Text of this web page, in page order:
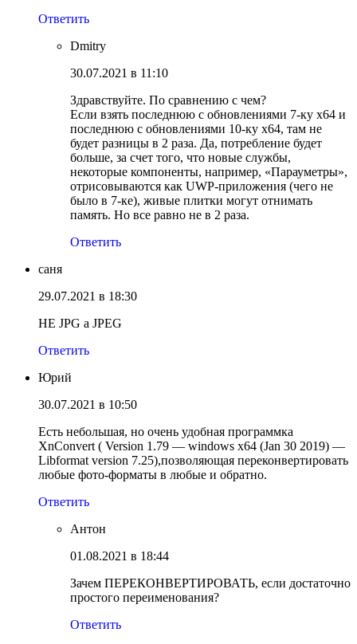
Ответить
Dmitry
30.07.2021 в 11:10
Здравствуйте. По сравнению с чем?
Если взять последнюю с обновлениями 7-ку x64 и
последнюю с обновлениями 10-ку x64, там не
будет разницы в 2 раза. Да, потребление будет
больше, за счет того, что новые службы,
некоторые компоненты, например, «Парауметры»,
отрисовываются как UWP-приложения (чего не
было в 7-ке), живые плитки могут отнимать
память. Но все равно не в 2 раза.
Ответить
саня
29.07.2021 в 18:30
НЕ JPG а JPEG
Ответить
Юрий
30.07.2021 в 10:50
Есть небольшая, но очень удобная программка
XnConvert ( Version 1.79 — windows x64 (Jan 30 2019) —
Libformat version 7.25),позволяющая переконвертировать
любые фото-форматы в любые и обратно.
Ответить
Антон
01.08.2021 в 18:44
Зачем ПЕРЕКОНВЕРТИРОВАТЬ, если достаточно
простого переименования?
Ответить